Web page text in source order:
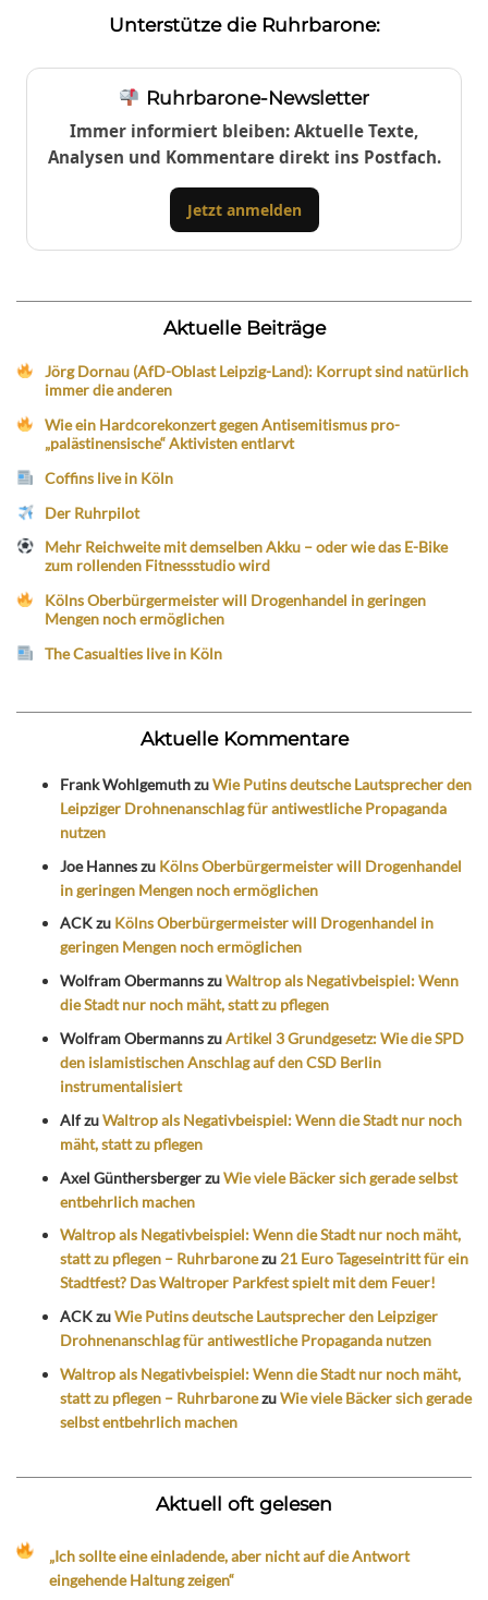
Unterstütze die Ruhrbarone:
Ruhrbarone-Newsletter
Immer informiert bleiben: Aktuelle Texte,
Analysen und Kommentare direkt ins Postfach.
Jetzt anmelden
Aktuelle Beiträge
Jörg Dornau (AfD-Oblast Leipzig-Land): Korrupt sind natürlich
immer die anderen
Wie ein Hardcorekonzert gegen Antisemitismus pro-
„palästinensische“ Aktivisten entlarvt
Coffins live in Köln
Der Ruhrpilot
Mehr Reichweite mit demselben Akku – oder wie das E-Bike
zum rollenden Fitnessstudio wird
Kölns Oberbürgermeister will Drogenhandel in geringen
Mengen noch ermöglichen
The Casualties live in Köln
Aktuelle Kommentare
Frank WohlgemuthzuWie Putins deutsche Lautsprecher den
Leipziger Drohnenanschlag für antiwestliche Propaganda
nutzen
Joe Hanneszu Kölns Oberbürgermeister will Drogenhandel
in geringen Mengen noch ermöglichen
ACKzu Kölns Oberbürgermeister will Drogenhandel in
geringen Mengen noch ermöglichen
Wolfram ObermannszuWaltrop als Negativbeispiel: Wenn
die Stadt nur noch mäht, statt zu pflegen
Wolfram ObermannszuArtikel 3 Grundgesetz: Wie die SPD
den islamistischen Anschlag auf den CSD Berlin
instrumentalisiert
AlfzuWaltrop als Negativbeispiel: Wenn die Stadt nur noch
mäht, statt zu pflegen
Axel GünthersbergerzuWie viele Bäcker sich gerade selbst
entbehrlich machen
Waltrop als Negativbeispiel: Wenn die Stadt nur noch mäht,
statt zu pflegen – Ruhrbaronezu21 Euro Tageseintritt für ein
Stadtfest? Das Waltroper Parkfest spielt mit dem Feuer!
ACKzuWie Putins deutsche Lautsprecher den Leipziger
Drohnenanschlag für antiwestliche Propaganda nutzen
Waltrop als Negativbeispiel: Wenn die Stadt nur noch mäht,
statt zu pflegen – RuhrbaronezuWie viele Bäcker sich gerade
selbst entbehrlich machen
Aktuell oft gelesen
„Ich sollte eine einladende, aber nicht auf die Antwort
eingehende Haltung zeigen“